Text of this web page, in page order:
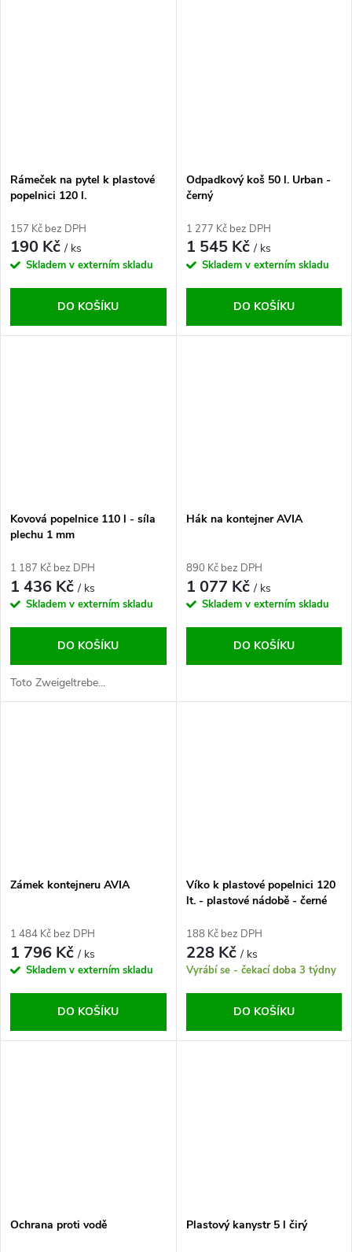
Rámeček na pytel k plastové
popelnici 120 l.
157 Kč bez DPH
190 Kč/ ks
Skladem v externím skladu
DO KOŠÍKU
Odpadkový koš 50 l. Urban -
černý
1 277 Kč bez DPH
1 545 Kč/ ks
Skladem v externím skladu
DO KOŠÍKU
Kovová popelnice 110 l - síla
plechu 1 mm
1 187 Kč bez DPH
1 436 Kč/ ks
Skladem v externím skladu
DO KOŠÍKU
Toto Zweigeltrebe...
Hák na kontejner AVIA
890 Kč bez DPH
1 077 Kč/ ks
Skladem v externím skladu
DO KOŠÍKU
Zámek kontejneru AVIA
1 484 Kč bez DPH
1 796 Kč/ ks
Skladem v externím skladu
DO KOŠÍKU
Víko k plastové popelnici 120
lt. - plastové nádobě - černé
188 Kč bez DPH
228 Kč/ ks
Vyrábí se - čekací doba 3 týdny
DO KOŠÍKU
Ochrana proti vodě Plastový kanystr 5 l čirý